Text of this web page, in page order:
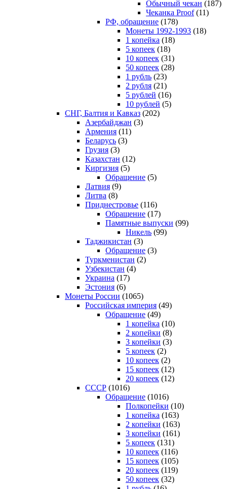
Обычный чекан (187)
Чеканка Proof(11)
РФ, обращение (178)
Монеты 1992-1993 (18)
1 копейка (18)
5 копеек (18)
10 копеек (31)
50 копеек (28)
1 рубль (23)
2 рубля (21)
5 рублей (16)
10 рублей (5)
СНГ, Балтия и Кавказ (202)
Азербайджан (3)
Армения (11)
Беларусь (3)
Грузия (3)
Казахстан (12)
Киргизия (5)
Обращение (5)
Латвия (9)
Литва (8)
Приднестровье (116)
Обращение (17)
Памятные выпуски (99)
Никель (99)
Таджикистан (3)
Обращение (3)
Туркменистан (2)
Узбекистан (4)
Украина (17)
Эстония (6)
Монеты России (1065)
Российская империя (49)
Обращение (49)
1 копейка (10)
2 копейки (8)
3 копейки (3)
5 копеек (2)
10 копеек (2)
15 копеек (12)
20 копеек (12)
СССР (1016)
Обращение (1016)
Полкопейки (10)
1 копейка (163)
2 копейки (163)
3 копейки (161)
5 копеек (131)
10 копеек (116)
15 копеек (105)
20 копеек (119)
50 копеек (32)